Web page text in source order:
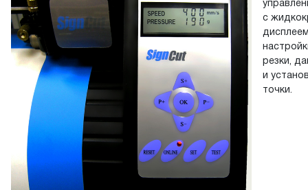
с
резки,
и
точки.